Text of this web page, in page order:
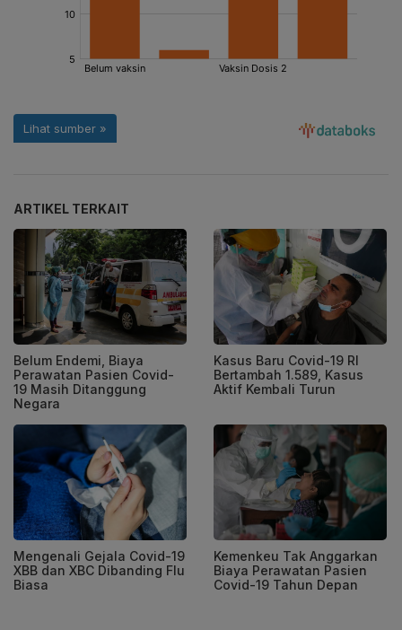
ARTIKEL TERKAIT
Belum Endemi, Biaya
Perawatan Pasien Covid-
19 Masih Ditanggung
Negara
Kasus Baru Covid-19 RI
Bertambah 1.589, Kasus
Aktif Kembali Turun
Mengenali Gejala Covid-19
XBB dan XBC Dibanding Flu
Biasa
Kemenkeu Tak Anggarkan
Biaya Perawatan Pasien
Covid-19 Tahun Depan